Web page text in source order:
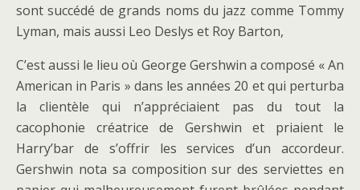
sont succédé de grands noms du jazz comme Tommy
Lyman, mais aussi Leo Deslys et Roy Barton,
C’est aussi le lieu où George Gershwin a composé « An
American in Paris » dans les années 20 et qui perturba
la clientèle qui n’appréciaient pas du tout la
cacophonie créatrice de Gershwin et priaient le
Harry’bar de s’offrir les services d’un accordeur.
Gershwin nota sa composition sur des serviettes en